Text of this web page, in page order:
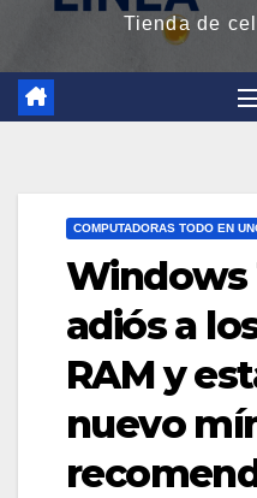
Tienda de
COMPUTADORAS TODO EN
Windows
adiós a
RAM y
nuevo